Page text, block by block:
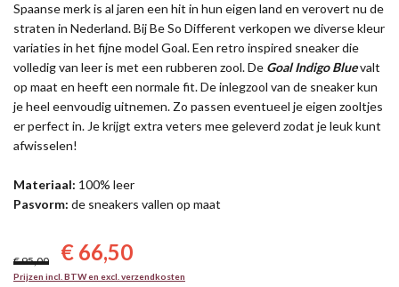
Spaanse merk is al jaren een hit in hun eigen land en verovert nu de
straten in Nederland. Bij Be So Different verkopen we diverse kleur
variaties in het fijne model Goal. Een retro inspired sneaker die
volledig van leer is met een rubberen zool. De Goal Indigo Bluevalt
op maat en heeft een normale fit. De inlegzool van de sneaker kun
je heel eenvoudig uitnemen. Zo passen eventueel je eigen zooltjes
er perfect in. Je krijgt extra veters mee geleverd zodat je leuk kunt
afwisselen!
Materiaal: 100% leer
Pasvorm: de sneakers vallen op maat
€ 95,00 € 66,50
Prijzen incl. BTW en excl. verzendkosten